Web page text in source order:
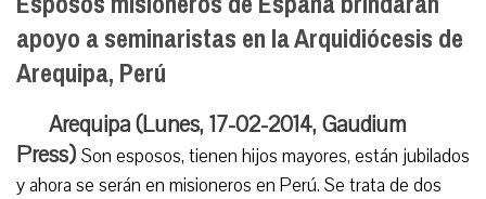
apoyo a seminaristas en la Arquidiócesis de
Arequipa, Perú
Arequipa (Lunes, 17-02-2014, Gaudium
Press) Son esposos, tienen hijos mayores, están jubilados
y ahora se serán en misioneros en Perú. Se trata de dos